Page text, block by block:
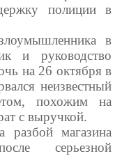
полиции в
в
и руководство
на 26 октября в
неизвестный
похожим на
с выручкой.
разбой магазина
серьезной